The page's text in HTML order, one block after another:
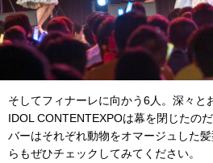
そしてフィナーレに向かう6人。深々と
IDOL CONTENTEXPOは幕を閉じたの
バーはそれぞれ動物をオマージュした
らもぜひチェックしてみてください。